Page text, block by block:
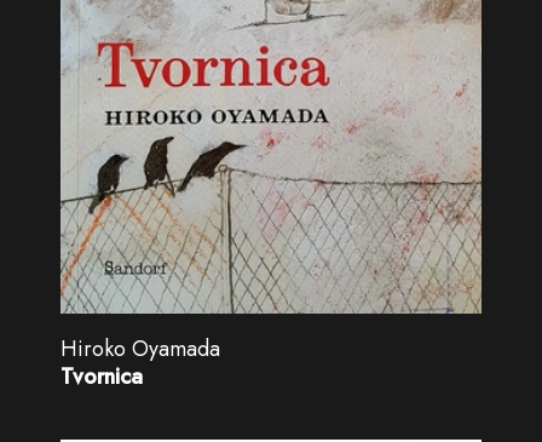
Hiroko Oyamada
Tvornica